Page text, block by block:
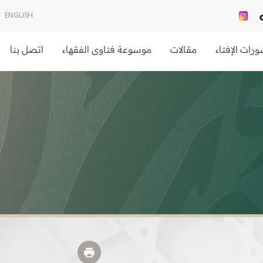
ENGLISH
الإفتاء مقالات موسوعة فتاوى الفقهاء اتصل بنا